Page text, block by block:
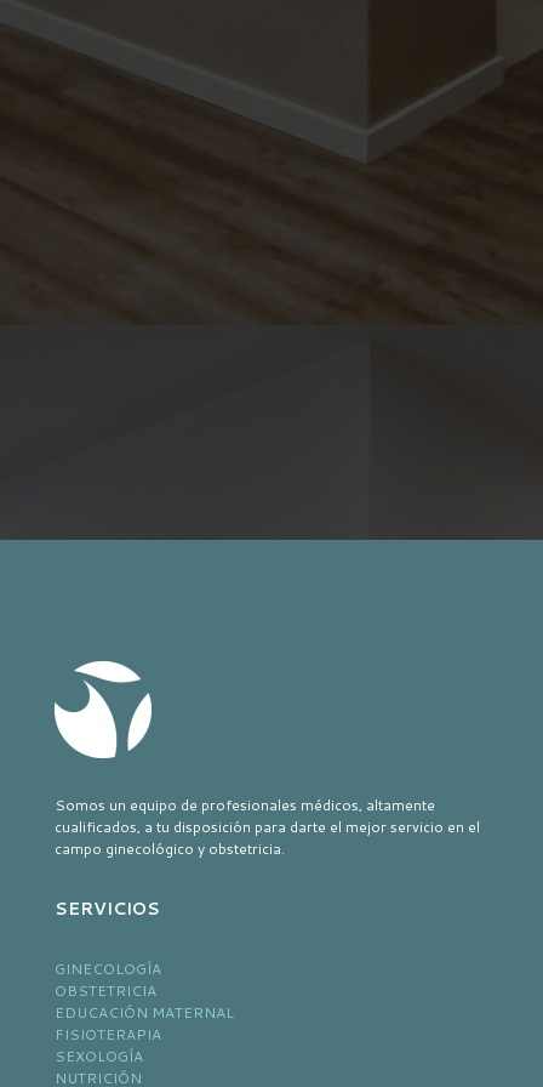
Somos un equipo de profesionales médicos, altamente
cualificados, a tu disposición para darte el mejor servicio en el
campo ginecológico y obstetricia.
SERVICIOS
GINECOLOGÍA
OBSTETRICIA
EDUCACIÓN MATERNAL
FISIOTERAPIA
SEXOLOGÍA
NUTRICIÓN